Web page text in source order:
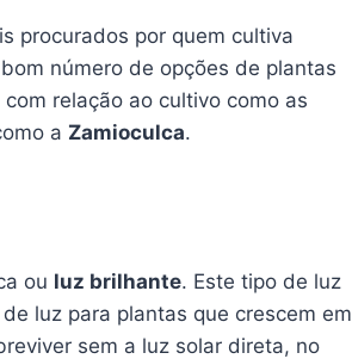
procurados por quem cultiva
número de opções de plantas
relação ao cultivo como as
a Zamioculca.
ou luz brilhante. Este tipo de luz
luz para plantas que crescem em
sem a luz solar direta, no